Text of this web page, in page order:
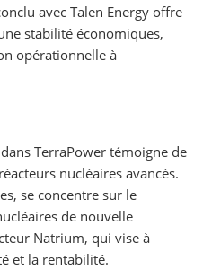
avec Talen Energy offre
stabilité économiques,
opérationnelle à
TerraPower témoigne de
nucléaires avancés.
se concentre sur le
de nouvelle
Natrium, qui vise à
et la rentabilité.